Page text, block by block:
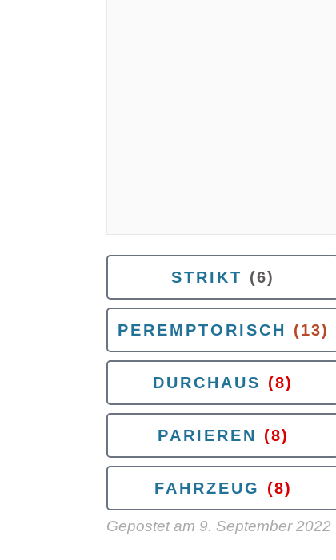
STRIKT (6)
PEREMPTORISCH (13)
DURCHAUS (8)
PARIEREN (8)
FAHRZEUG (8)
Gepostet am 9. September 2022